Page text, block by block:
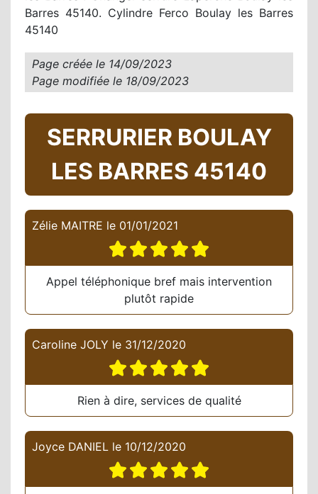
Barres 45140. Cylindre Ferco Boulay les Barres
45140
Page créée le 14/09/2023
Page modifiée le 18/09/2023
SERRURIER BOULAY
LES BARRES 45140
Zélie MAITRE le 01/01/2021
Appel téléphonique bref mais intervention
plutôt rapide
Caroline JOLY le 31/12/2020
Rien à dire, services de qualité
Joyce DANIEL le 10/12/2020